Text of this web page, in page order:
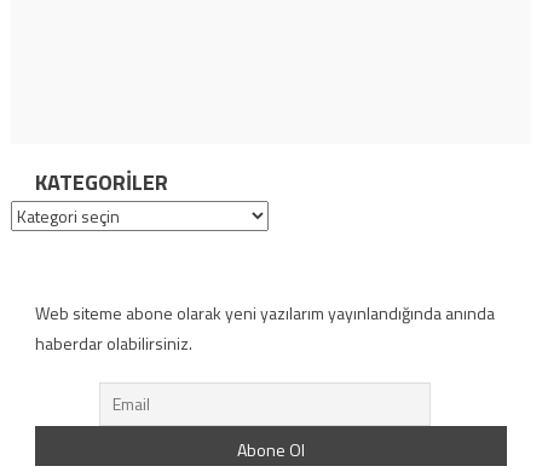
KATEGORILER
Kategoriler
Web siteme abone olarak yeni yazılarım yayınlandığında anında
haberdar olabilirsiniz.